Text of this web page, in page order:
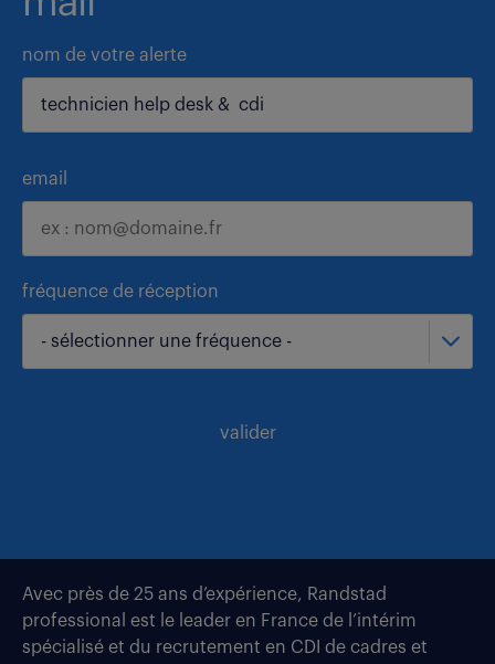
nom de votre alerte
email
fréquence de réception
- sélectionner une fréquence -
valider
Avec près de 25 ans d’expérience, Randstad
professional est le leader en France de l’intérim
spécialisé et du recrutement en CDI de cadres et